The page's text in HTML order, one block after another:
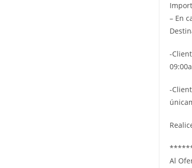
– En
-
-
Al